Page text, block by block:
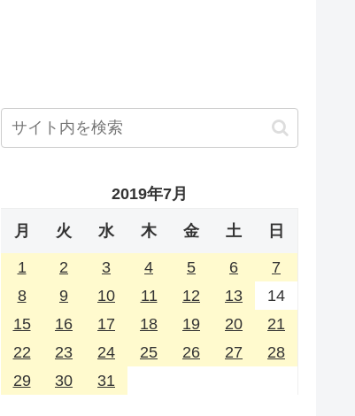
2019年7月
月 火 水 木 金 土 日
1 2 3 4 5 6
7
8
9 10 11 12 13
14
15
16 17 18 19 20
21
22
23 24 25 26 27
28
29
30 31